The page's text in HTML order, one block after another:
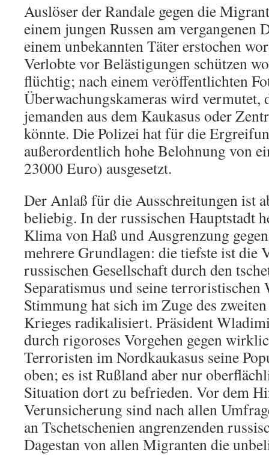
Auslöser der Randale gegen die
einem jungen Russen am vergangenen
einem unbekannten Täter erstochen
Verlobte vor Belästigungen schützen
flüchtig; nach einem veröffentlichten
Überwachungskameras wird vermutet,
jemanden aus dem Kaukasus oder
könnte. Die Polizei hat für die
außerordentlich hohe Belohnung von
23000 Euro) ausgesetzt.
Der Anlaß für die Ausschreitungen ist
beliebig. In der russischen Hauptstadt
Klima von Haß und Ausgrenzung
mehrere Grundlagen: die tiefste ist die
russischen Gesellschaft durch den
Separatismus und seine terroristischen
Stimmung hat sich im Zuge des
Krieges radikalisiert. Präsident
durch rigoroses Vorgehen gegen
Terroristen im Nordkaukasus seine
oben; es ist Rußland aber nur
Situation dort zu befrieden. Vor dem
Verunsicherung sind nach allen
an Tschetschenien angrenzenden
Dagestan von allen Migranten die